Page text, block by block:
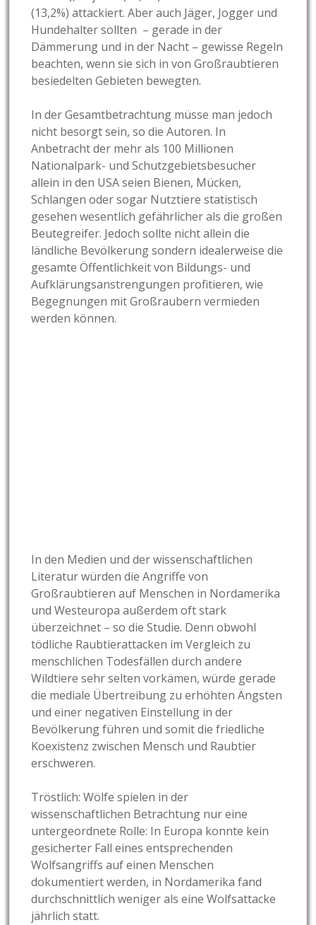
(13,2%) attackiert. Aber auch Jäger, Jogger und
Hundehalter sollten – gerade in der
Dämmerung und in der Nacht – gewisse Regeln
beachten, wenn sie sich in von Großraubtieren
besiedelten Gebieten bewegten.
In der Gesamtbetrachtung müsse man jedoch
nicht besorgt sein, so die Autoren. In
Anbetracht der mehr als 100 Millionen
Nationalpark- und Schutzgebietsbesucher
allein in den USA seien Bienen, Mücken,
Schlangen oder sogar Nutztiere statistisch
gesehen wesentlich gefährlicher als die großen
Beutegreifer. Jedoch sollte nicht allein die
ländliche Bevölkerung sondern idealerweise die
gesamte Öffentlichkeit von Bildungs- und
Aufklärungsanstrengungen profitieren, wie
Begegnungen mit Großraubern vermieden
werden können.
In den Medien und der wissenschaftlichen
Literatur würden die Angriffe von
Großraubtieren auf Menschen in Nordamerika
und Westeuropa außerdem oft stark
überzeichnet – so die Studie. Denn obwohl
tödliche Raubtierattacken im Vergleich zu
menschlichen Todesfällen durch andere
Wildtiere sehr selten vorkämen, würde gerade
die mediale Übertreibung zu erhöhten Ängsten
und einer negativen Einstellung in der
Bevölkerung führen und somit die friedliche
Koexistenz zwischen Mensch und Raubtier
erschweren.
Tröstlich: Wölfe spielen in der
wissenschaftlichen Betrachtung nur eine
untergeordnete Rolle: In Europa konnte kein
gesicherter Fall eines entsprechenden
Wolfsangriffs auf einen Menschen
dokumentiert werden, in Nordamerika fand
durchschnittlich weniger als eine Wolfsattacke
jährlich statt.